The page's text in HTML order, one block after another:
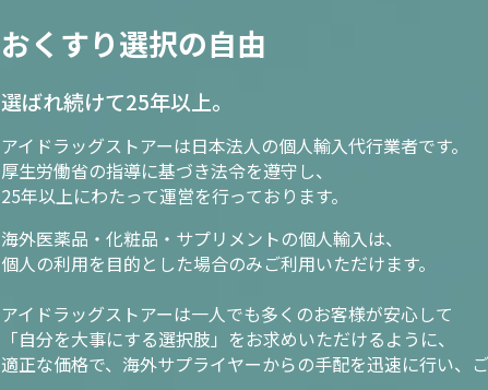
おくすり選択の自由
選ばれ続けて25年以上。
アイドラッグストアーは日本法人の個人輸入代行業者です。
厚生労働省の指導に基づき法令を遵守し、
25年以上にわたって運営を行っております。
海外医薬品・化粧品・サプリメントの個人輸入は、
個人の利用を目的とした場合のみご利用いただけます。
アイドラッグストアーは一人でも多くのお客様が安心して
「自分を大事にする選択肢」をお求めいただけるように、
適正な価格で、海外サプライヤーからの手配を迅速に行い、ご